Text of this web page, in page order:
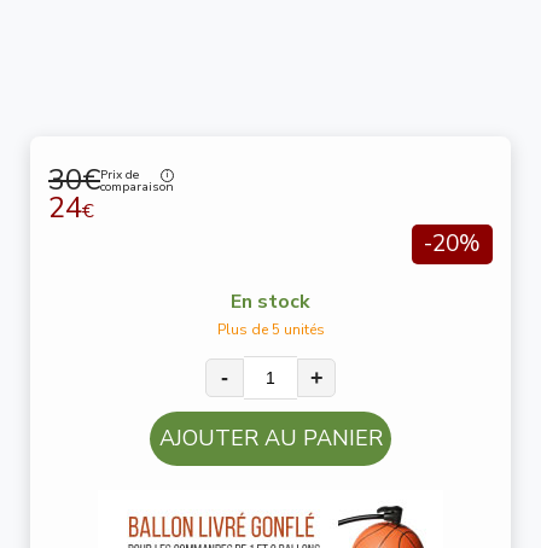
30€Prix de
comparaison
24€
-20%
En stock
Plus de 5 unités
- +
AJOUTER AU PANIER